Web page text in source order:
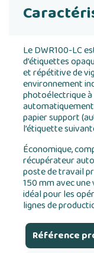
Le DWR100-LC
d’étiquettes
et répétitive de
environnement
photoélectrique
papier support
l’étiquette
Économique,
récupérateur
poste de travail
150 mm avec
idéal pour les
lignes de
Référence